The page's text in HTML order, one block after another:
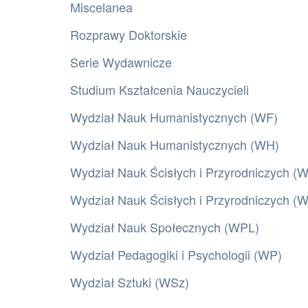
Miscelanea
Rozprawy Doktorskie
Serie Wydawnicze
Studium Kształcenia Nauczycieli
Wydział Nauk Humanistycznych (WF)
Wydział Nauk Humanistycznych (WH)
Wydział Nauk Ścisłych i Przyrodniczych
Wydział Nauk Ścisłych i Przyrodniczych
Wydział Nauk Społecznych (WPL)
Wydział Pedagogiki i Psychologii (WP)
Wydział Sztuki (WSz)